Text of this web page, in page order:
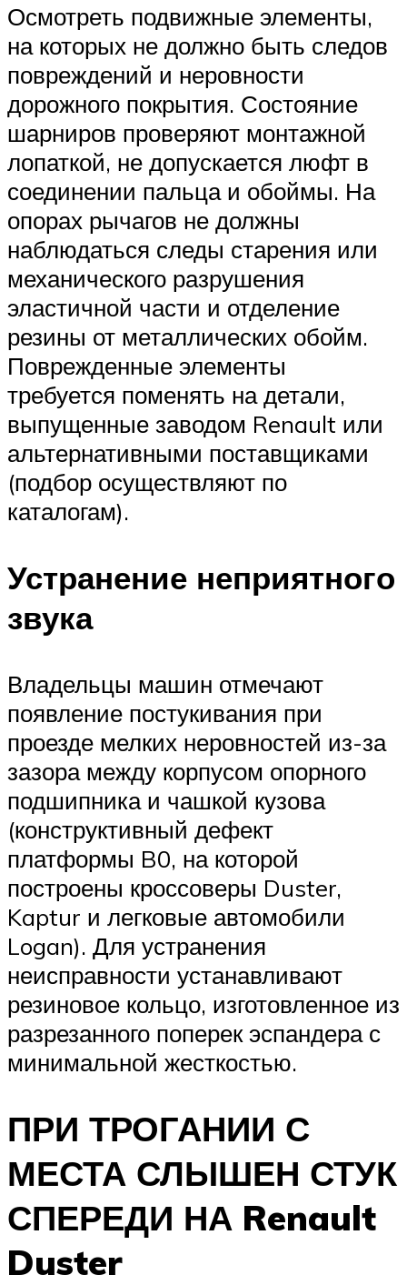
Осмотреть подвижные элементы,
на которых не должно быть следов
повреждений и неровности
дорожного покрытия. Состояние
шарниров проверяют монтажной
лопаткой, не допускается люфт в
соединении пальца и обоймы. На
опорах рычагов не должны
наблюдаться следы старения или
механического разрушения
эластичной части и отделение
резины от металлических обойм.
Поврежденные элементы
требуется поменять на детали,
выпущенные заводом Renault или
альтернативными поставщиками
(подбор осуществляют по
каталогам).
Устранение неприятного
звука
Владельцы машин отмечают
появление постукивания при
проезде мелких неровностей из-за
зазора между корпусом опорного
подшипника и чашкой кузова
(конструктивный дефект
платформы B0, на которой
построены кроссоверы Duster,
Kaptur и легковые автомобили
Logan). Для устранения
неисправности устанавливают
резиновое кольцо, изготовленное из
разрезанного поперек эспандера с
минимальной жесткостью.
ПРИ ТРОГАНИИ С
МЕСТА СЛЫШЕН СТУК
СПЕРЕДИ НА Renault
Duster